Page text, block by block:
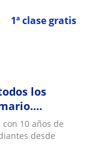
1ª clase gratis
los
10 años de
desde